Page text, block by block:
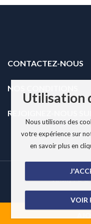
CONTACTEZ-NOUS
NOS CONDITIONS
REJOIGNEZ-NOUS
Vinsky FC
Utilisation
Nous utilisons des
votre expérience sur
en savoir plus en
VOIR